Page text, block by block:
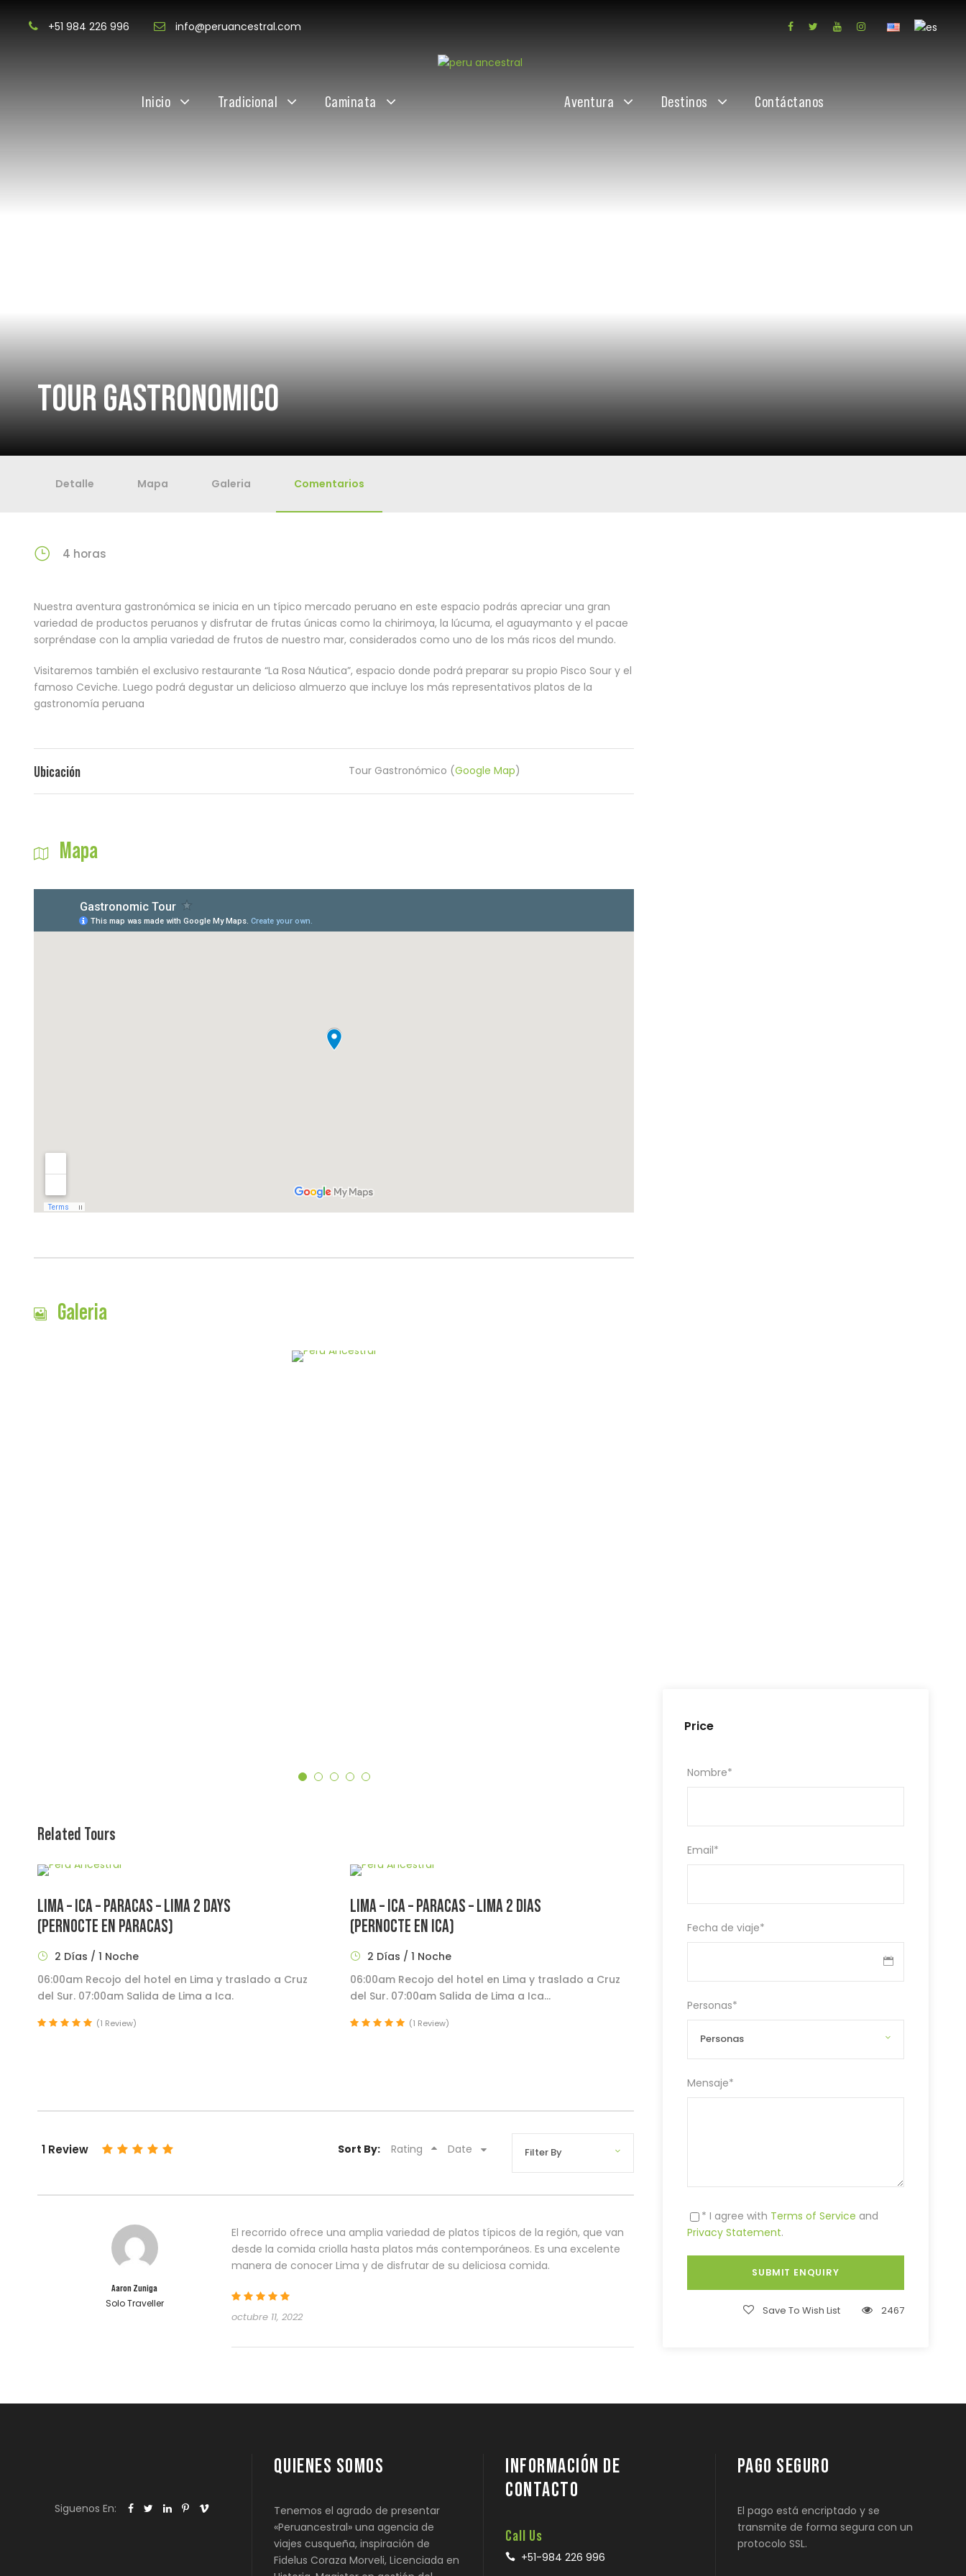
+51 984 226 996 info@peruancestral.com
Inicio Tradicional Caminata Aventura Destinos Contáctanos
TOUR GASTRONOMICO
Price
Nombre*
Email*
Fecha de viaje*
Personas*
Mensaje*
* I agree with Terms of Service and
Privacy Statement.
Save To Wish List 2467
Detalle Mapa Galeria Comentarios
4 horas
Nuestra aventura gastronómica se inicia en un típico mercado peruano en este espacio podrás apreciar una gran
variedad de productos peruanos y disfrutar de frutas únicas como la chirimoya, la lúcuma, el aguaymanto y el pacae
sorpréndase con la amplia variedad de frutos de nuestro mar, considerados como uno de los más ricos del mundo.
Visitaremos también el exclusivo restaurante “La Rosa Náutica”, espacio donde podrá preparar su propio Pisco Sour y el
famoso Ceviche. Luego podrá degustar un delicioso almuerzo que incluye los más representativos platos de la
gastronomía peruana
Ubicación Tour Gastronómico (Google Map)
Mapa
Galeria
Related Tours
LIMA – ICA – PARACAS – LIMA 2 DAYS
(PERNOCTE EN PARACAS)
2 Días / 1 Noche
06:00am Recojo del hotel en Lima y traslado a Cruz
del Sur. 07:00am Salida de Lima a Ica.
(1 Review)
LIMA – ICA – PARACAS – LIMA 2 DIAS
(PERNOCTE EN ICA)
2 Días / 1 Noche
06:00am Recojo del hotel en Lima y traslado a Cruz
del Sur. 07:00am Salida de Lima a Ica...
(1 Review)
1 Review Sort By: Rating Date
Aaron Zuniga
Solo Traveller
El recorrido ofrece una amplia variedad de platos típicos de la región, que van
desde la comida criolla hasta platos más contemporáneos. Es una excelente
manera de conocer Lima y de disfrutar de su deliciosa comida.
octubre 11, 2022
Siguenos En:
QUIENES SOMOS
Tenemos el agrado de presentar
«Peruancestral» una agencia de
viajes cusqueña, inspiración de
Fidelus Coraza Morveli, Licenciada en
INFORMACIÓN DE
CONTACTO
Call Us
+51-984 226 996
PAGO SEGURO
El pago está encriptado y se
transmite de forma segura con un
protocolo SSL.